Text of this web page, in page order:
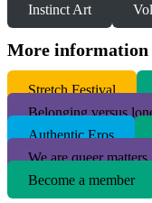
Instinct Art
More information
Stretch Festival
Belonging versus
Authentic Eros
We are queer matters
Become a member